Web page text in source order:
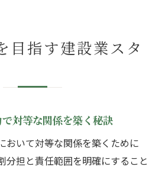
目指す建設業スタ
対等な関係を築く秘訣
おいて対等な関係を築くために
分担と責任範囲を明確にすること